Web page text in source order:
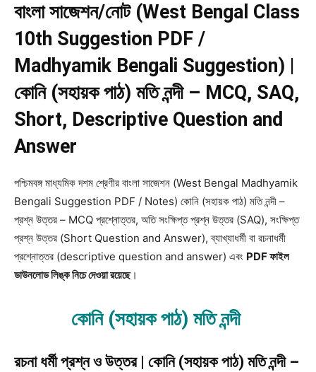
বাংলা সাজেশন/নোট (West Bengal Class
10th Suggestion PDF /
Madhyamik Bengali Suggestion) |
কোনি (সহায়ক পাঠ) মতি নন্দী – MCQ, SAQ,
Short, Descriptive Question and
Answer
পশ্চিমবঙ্গ মাধ্যমিক দশম শ্রেণীর বাংলা সাজেশন (West Bengal Madhyamik
Bengali Suggestion PDF / Notes) কোনি (সহায়ক পাঠ) মতি নন্দী –
প্রশ্ন উত্তর – MCQ প্রশ্নোত্তর, অতি সংক্ষিপ্ত প্রশ্ন উত্তর (SAQ), সংক্ষিপ্ত
প্রশ্ন উত্তর (Short Question and Answer), ব্যাখ্যাধর্মী বা রচনাধর্মী
প্রশ্নোত্তর (descriptive question and answer) এবং PDF ফাইল
ডাউনলোড লিঙ্ক নিচে দেওয়া রয়েছে।
কোনি (সহায়ক পাঠ) মতি নন্দী
রচনা ধর্মী প্রশ্ন ও উত্তর | কোনি (সহায়ক পাঠ) মতি নন্দী –